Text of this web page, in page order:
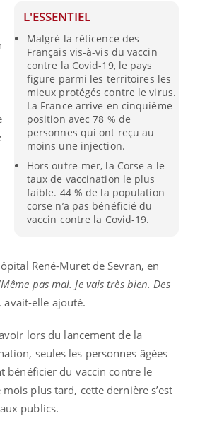
L'ESSENTIEL
Malgré la réticence des
Français vis-à-vis du vaccin
contre la Covid-19, le pays
figure parmi les territoires les
mieux protégés contre le virus.
La France arrive en cinquième
position avec 78 % de
personnes qui ont reçu au
moins une injection.
Hors outre-mer, la Corse a le
taux de vaccination le plus
faible. 44 % de la population
corse n’a pas bénéficié du
vaccin contre la Covid-19.
René-Muret de Sevran, en
pas mal. Je vais très bien. Des
, avait-elle ajouté.
lors du lancement de la
seules les personnes âgées
bénéficier du vaccin contre le
plus tard, cette dernière s’est
publics.